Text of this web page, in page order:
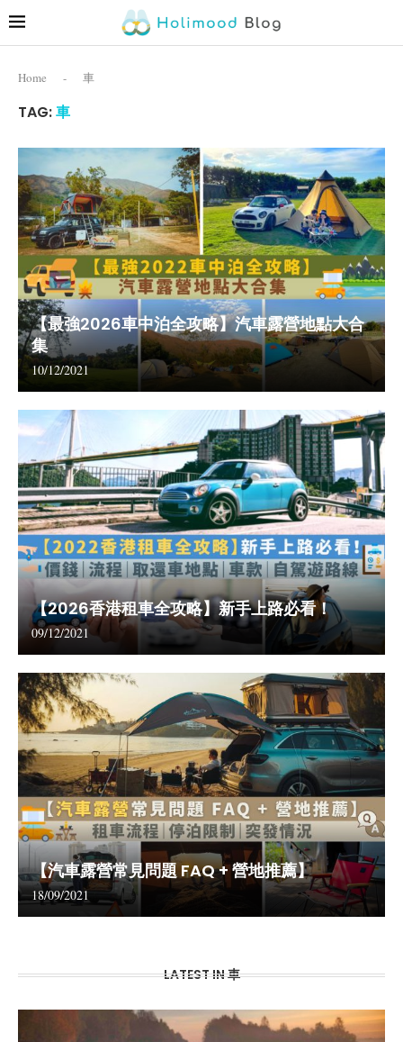
Home - 車
TAG:車
【最強2026車中泊全攻略】汽車露營地點大合
集
10/12/2021
【2026香港租車全攻略】新手上路必看！
09/12/2021
【汽車露營常見問題 FAQ + 營地推薦】
18/09/2021
LATEST IN 車